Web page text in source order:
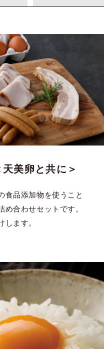
美卵と共に＞
食品添加物を使うこと
合わせセットです。
します。